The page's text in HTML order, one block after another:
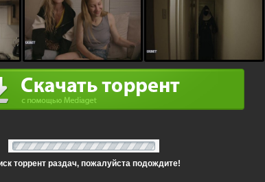
торрент раздач, пожалуйста подождите!